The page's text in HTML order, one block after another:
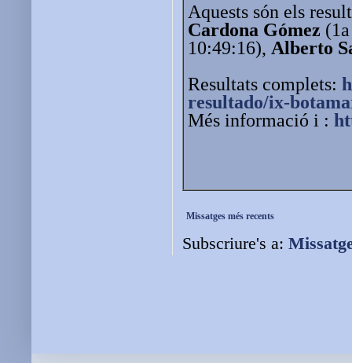
Aquests són els
Cardona Gómez
10:49:16), Alberto
Resultats complets:
resultado/ix-
Més informació i :
Missatges més recents
Subscriure's a: